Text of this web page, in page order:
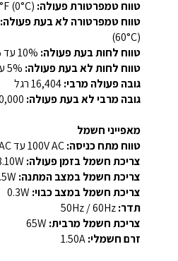
טווח טמפרטורת פעולה:
טווח טמפרטורה לא בעת פעולה:
(60°C)
טווח לחות בעת פעולה:
טווח לחות לא בעת פעולה:
גובה פעולה מרבי:
גובה מרבי לא בעת פעולה:
מאפייני חשמל
טווח מתח כניסה:
צריכת חשמל בזמן פעולה:
צריכת חשמל במצב המתנה:
צריכת חשמל במצב כבוי:
תדר:
צריכת חשמל מרבית:
זרם חשמלי: